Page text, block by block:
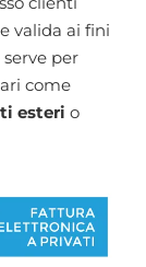
valida ai fini
per
come
esteri o